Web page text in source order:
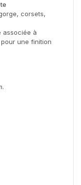
corsets,
associée à
une finition